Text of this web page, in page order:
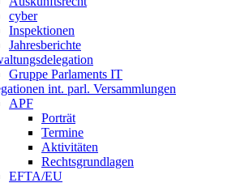
cyber
Inspektionen
Jahresberichte
Gruppe Parlaments IT
int. parl. Versammlungen
APF
Porträt
Termine
Aktivitäten
Rechtsgrundlagen
EFTA/EU